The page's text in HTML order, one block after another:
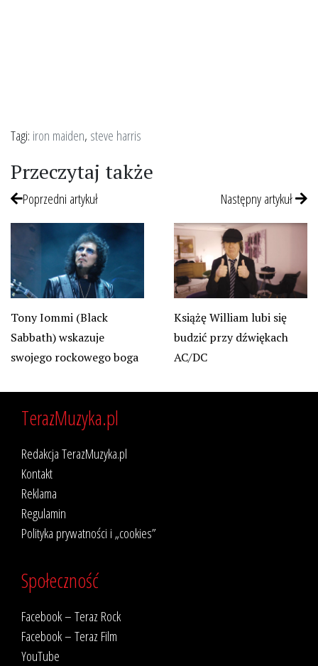
Tagi: iron maiden, steve harris
Przeczytaj także
Poprzedni artykuł
Tony Iommi (Black
Sabbath) wskazuje
swojego rockowego boga
Następny artykuł
Książę William lubi się
budzić przy dźwiękach
AC/DC
TerazMuzyka.pl
Redakcja TerazMuzyka.pl
Kontakt
Reklama
Regulamin
Polityka prywatności i „cookies”
Społeczność
Facebook – Teraz Rock
Facebook – Teraz Film
YouTube